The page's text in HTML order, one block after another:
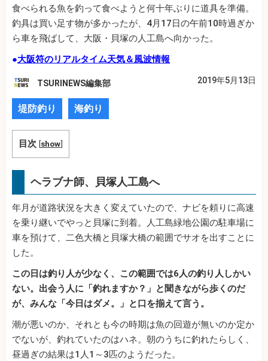
食べられる魚を釣って食べようと何十年ぶりに道具を準備。
釣具は買い足す物が多かったが、4月17日の午前10時過ぎか
ら車を飛ばして、大阪・貝塚の人工島へ向かった。
●大阪符のリアルタイム天気＆風波情報
TSURINEWS編集部 2019年5月13日
堤防釣り 海釣り
目次 [show]
ヘラブナ師、貝塚人工島へ
年月が道路状況を大きく変えていたので、ナビを頼りに高速
を乗り継いでやっと貝塚に到着。人工島緑地公園の駐車場に
車を預けて、二色大橋と貝塚大橋の範囲でサオを出すことに
した。
この日は釣り人が少なく、この範囲では6人の釣り人しかい
ない。出会う人に「釣れますか？」と聞きながら歩くのだ
が、みんな「今日はダメ。」と口を揃えて言う。
潮が悪いのか、それとも今の時期は魚の回遊が無いのか定か
でないが、釣れていたのはハネ。朝のうちに釣れたらしく、
昼過ぎの結果は1人1～3匹のようだった。